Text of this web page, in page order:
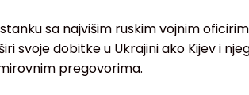
sa najvišim ruskim vojnim
svoje dobitke u Ukrajini ako Kijev i
pregovorima.